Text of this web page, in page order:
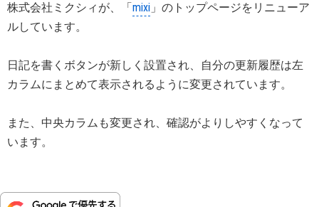
株式会社ミクシィが、「mixi 」のトップページをリニューア
ルしています。
日記を書くボタンが新しく設置され、自分の更新履歴は左
カラムにまとめて表示されるように変更されています。
また、中央カラムも変更され、確認がよりしやすくなって
います。